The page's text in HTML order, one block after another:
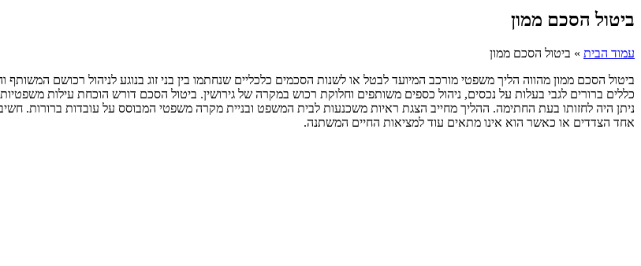
ביטול הסכם ממון
עמוד הבית » ביטול הסכם ממון
ביטול הסכם ממון מהווה הליך משפטי מורכב המיועד לבטל או לשנות הסכמים כלכליים שנחתמו בין בני זוג בנוגע לניהול רכושם
כללים ברורים לגבי בעלות על נכסים, ניהול כספים משותפים וחלוקת רכוש במקרה של גירושין. ביטול הסכם דורש הוכחת עילות משפטיות
ניתן היה לחזותו בעת החתימה. ההליך מחייב הצגת ראיות משכנעות לבית המשפט ובניית מקרה משפטי המבוסס על עובדות ברורות.
אחד הצדדים או כאשר הוא אינו מתאים עוד למציאות החיים המשתנה.